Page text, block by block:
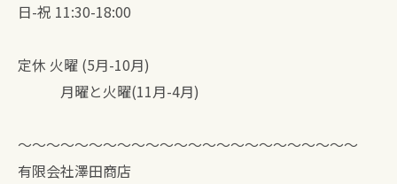
日-祝 11:30-18:00
定休 火曜 (5月-10月)
月曜と火曜(11月-4月)
〜〜〜〜〜〜〜〜〜〜〜〜〜〜〜〜〜〜〜〜〜〜〜〜
有限会社澤田商店